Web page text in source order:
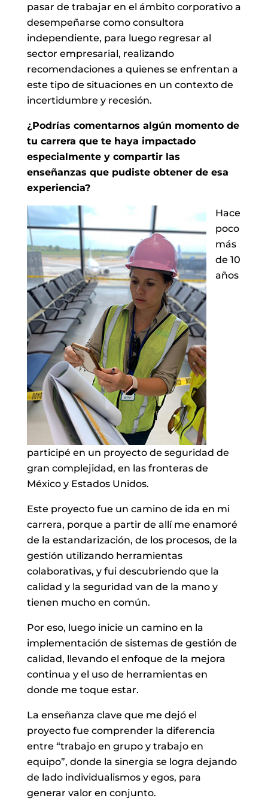
pasar de trabajar en el ámbito corporativo a
desempeñarse como consultora
independiente, para luego regresar al
sector empresarial, realizando
recomendaciones a quienes se enfrentan a
este tipo de situaciones en un contexto de
incertidumbre y recesión.
¿Podrías comentarnos algún momento de
tu carrera que te haya impactado
especialmente y compartir las
enseñanzas que pudiste obtener de esa
experiencia?
Hace
poco
más
de 10
años
participé en un proyecto de seguridad de
gran complejidad, en las fronteras de
México y Estados Unidos.
Este proyecto fue un camino de ida en mi
carrera, porque a partir de allí me enamoré
de la estandarización, de los procesos, de la
gestión utilizando herramientas
colaborativas, y fui descubriendo que la
calidad y la seguridad van de la mano y
tienen mucho en común.
Por eso, luego inicie un camino en la
implementación de sistemas de gestión de
calidad, llevando el enfoque de la mejora
continua y el uso de herramientas en
donde me toque estar.
La enseñanza clave que me dejó el
proyecto fue comprender la diferencia
entre “trabajo en grupo y trabajo en
equipo”, donde la sinergia se logra dejando
de lado individualismos y egos, para
generar valor en conjunto.